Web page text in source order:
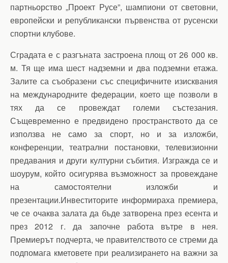
партньорство „Проект Русе”, шампиони от световни,
европейски и републикански първенства от русенски
спортни клубове.
Сградата е с разгъната застроена площ от 26 000 кв.
м. Тя ще има шест надземни и два подземни етажа.
Залите са съобразени със специфичните изисквания
на международните федерации, което ще позволи в
тях да се провеждат големи състезания.
Същевременно е предвидено пространството да се
използва не само за спорт, но и за изложби,
конференции, театрални постановки, телевизионни
предавания и други културни събития. Изгражда се и
шоурум, който осигурява възможност за провеждане
на самостоятелни изложби и
презентации.Инвеститорите информираха премиера,
че се очаква залата да бъде затворена през есента и
през 2012 г. да започне работа вътре в нея.
Премиерът подчерта, че правителството се стреми да
подпомага кметовете при реализирането на важни за